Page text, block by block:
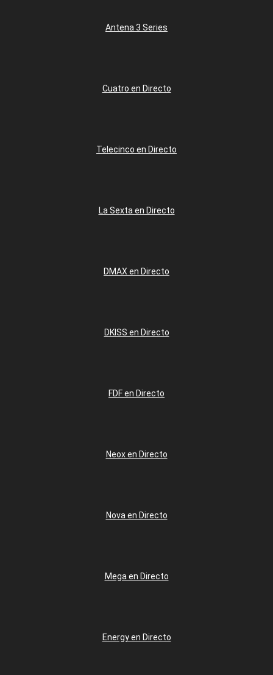
Antena 3 Series
Cuatro en Directo
Telecinco en Directo
La Sexta en Directo
DMAX en Directo
DKISS en Directo
FDF en Directo
Neox en Directo
Nova en Directo
Mega en Directo
Energy en Directo